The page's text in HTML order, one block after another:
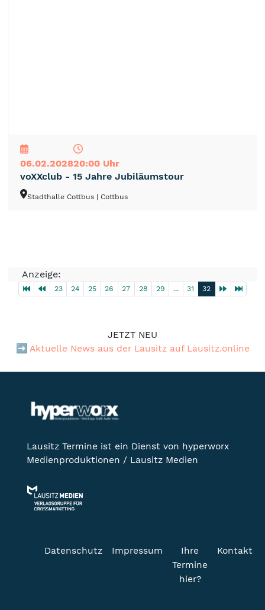
06.02.202820:00 Uhr
voXXclub - 15 Jahre Jubiläumstour
Stadthalle Cottbus | Cottbus
Anzeige:
23 24 25 26 27 28 29 ... 31 32
JETZT NEU
➡️ Aktuelle News aus der Lausitz auf Lausitz.online
Lausitz Termine ist ein Dienst von hyperworx
Medienproduktionen / Lausitz Medien
Datenschutz Impressum
Ihre
Termine
hier?
Kontakt